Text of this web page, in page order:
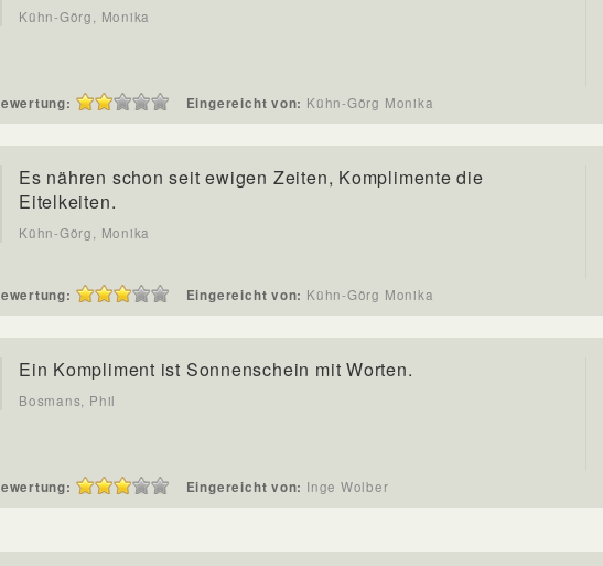
Kühn-Görg, Monika
Eingereicht von: Kühn-Görg Monika
Es nähren schon seit ewigen Zeiten, Komplimente die
Eitelkeiten.
Kühn-Görg, Monika
Eingereicht von: Kühn-Görg Monika
Ein Kompliment ist Sonnenschein mit Worten.
Bosmans, Phil
Eingereicht von: Inge Wolber